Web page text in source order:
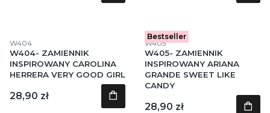
Kod produktu
W404
W404- ZAMIENNIK
INSPIROWANY CAROLINA
HERRERA VERY GOOD GIRL
Cena
28,90 zł
Bestseller
Kod produktu
W405
W405- ZAMIENNIK
INSPIROWANY ARIANA
GRANDE SWEET LIKE
CANDY
Cena
28,90 zł